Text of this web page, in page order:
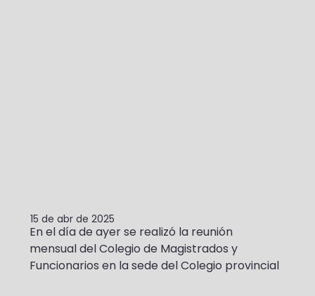
15 de abr de 2025
En el día de ayer se realizó la reunión
mensual del Colegio de Magistrados y
Funcionarios en la sede del Colegio provincial